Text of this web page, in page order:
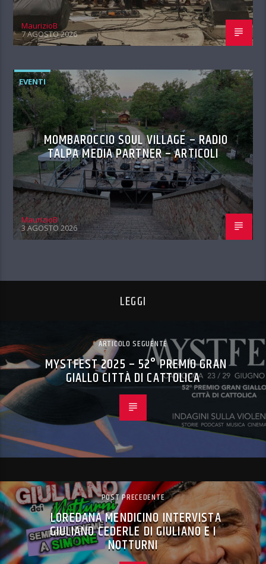
MaurizioB
7 AGOSTO 2026
EVENTI
MOMBAROCCIO SOUL VILLAGE – RADIO
TALPA MEDIA PARTNER – ARTICOLI
MaurizioB
3 AGOSTO 2026
LEGGI
ARTICOLO SEGUENTE
MYSTFEST 2025 – 52° PREMIO GRAN
GIALLO CITTÀ DI CATTOLICA
POST PRECEDENTE
LOREDANA MENDICINO INTERVISTA
GIULIANO CEDERLE DI GIULIANO E I
NOTTURNI